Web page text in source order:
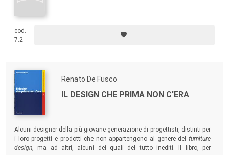
cod.
7.2
Renato De Fusco
IL DESIGN CHE PRIMA NON C'ERA
Alcuni designer della più giovane generazione di progettisti, distinti per
i loro progetti e prodotti che non appartengono al genere del furniture
design, ma ad altri, alcuni dei quali del tutto inediti. Il libro, per